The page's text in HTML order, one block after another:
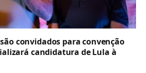
convidados para convenção
candidatura de Lula à